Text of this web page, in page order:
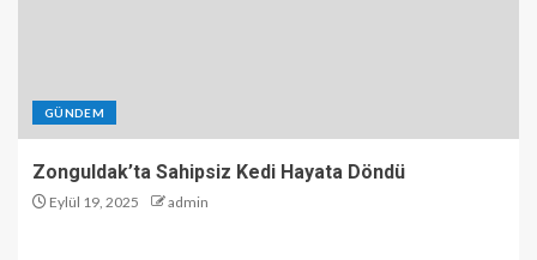
2
GÜNDEM
Zonguldak’ta Sahipsiz Kedi Hayata Döndü
Eylül 19, 2025 admin